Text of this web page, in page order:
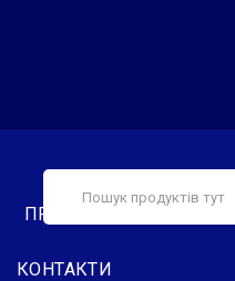
ПРО НАС
КОНТАКТИ